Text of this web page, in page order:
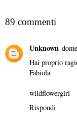
89 commenti
Unknown
Hai proprio
Fabiola
wildflowergirl
Rispondi